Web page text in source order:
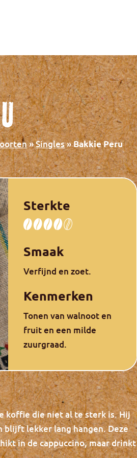
»Singles»Bakkie Peru
Sterkte
Smaak
Verfijnd en zoet.
Kenmerken
Tonen van walnoot en
fruit en een milde
zuurgraad.
koffie die niet al te sterk is. Hij
lekker lang hangen. Deze
in de cappuccino, maar drinkt